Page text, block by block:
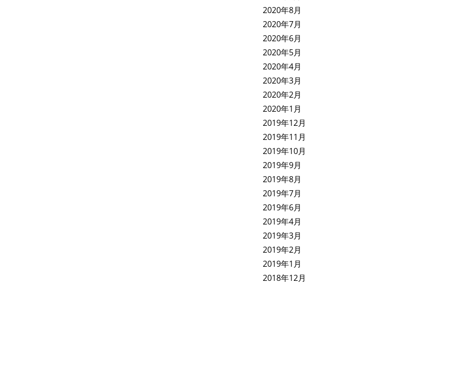
2020年8月
2020年7月
2020年6月
2020年5月
2020年4月
2020年3月
2020年2月
2020年1月
2019年12月
2019年11月
2019年10月
2019年9月
2019年8月
2019年7月
2019年6月
2019年4月
2019年3月
2019年2月
2019年1月
2018年12月